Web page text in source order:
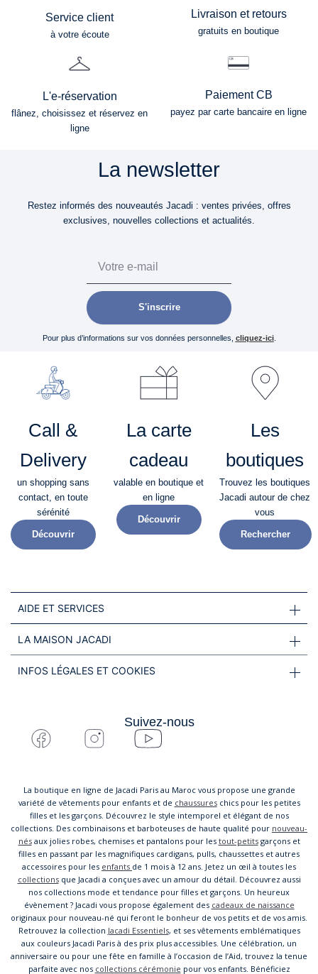
Service client
à votre écoute
Livraison et retours
gratuits en boutique
L'e-réservation
flânez, choisissez et réservez en
ligne
Paiement CB
payez par carte bancaire en ligne
La newsletter
Restez informés des nouveautés Jacadi : ventes privées, offres
exclusives, nouvelles collections et actualités.
S'inscrire
Pour plus d’informations sur vos données personnelles, cliquez-ici.
Call &
Delivery
un shopping sans
contact, en toute
sérénité​
Découvrir
La carte
cadeau
valable en boutique et
en ligne
Découvrir
Les
boutiques
Trouvez les boutiques
Jacadi autour de chez
vous
Rechercher
AIDE ET SERVICES
LA MAISON JACADI
INFOS LÉGALES ET COOKIES
Suivez-nous
La boutique en ligne de Jacadi Paris au Maroc vous propose une grande
variété de vêtements pour enfants et de chaussureschics pour les petites
filles et les garçons. Découvrez le style intemporel et élégant de nos
collections. Des combinaisons et barboteuses de haute qualité pour nouveau-
nésaux jolies robes, chemises et pantalons pour les tout-petitsgarçons et
filles en passant par les magnifiques cardigans, pulls, chaussettes et autres
accessoires pour les enfants de 1 mois à 12 ans. Jetez un œil à toutes les
collectionsque Jacadi a conçues avec un amour du détail. Découvrez aussi
nos collections mode et tendance pour filles et garçons. Un heureux
évènement ? Jacadi vous propose également des cadeaux de naissance
originaux pour nouveau-né qui feront le bonheur de vos petits et de vos amis.
Retrouvez la collection Jacadi Essentiels, et ses vêtements emblématiques
aux couleurs Jacadi Paris à des prix plus accessibles. Une célébration, un
anniversaire ou pour une fête en famille à l’occasion de l’Aid, trouvez la tenue
parfaite avec nos collections cérémonie pour vos enfants. Bénéficiez